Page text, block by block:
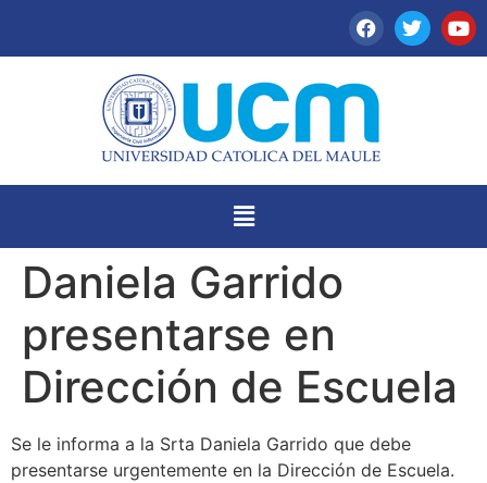
Daniela Garrido
presentarse en
Dirección de Escuela
Se le informa a la Srta Daniela Garrido que debe
presentarse urgentemente en la Dirección de Escuela.